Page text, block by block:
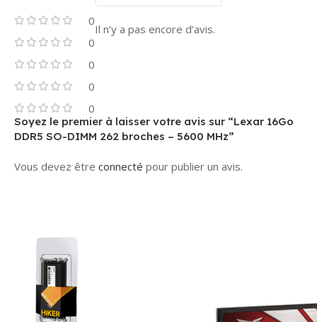
0
0
0
0
0
Il n’y a pas encore d’avis.
Soyez le premier à laisser votre avis sur “Lexar 16Go
DDR5 SO-DIMM 262 broches – 5600 MHz”
Vous devez être connecté pour publier un avis.